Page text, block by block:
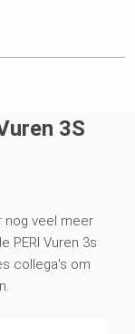
3S
nog veel meer
PERI Vuren 3s
collega's om